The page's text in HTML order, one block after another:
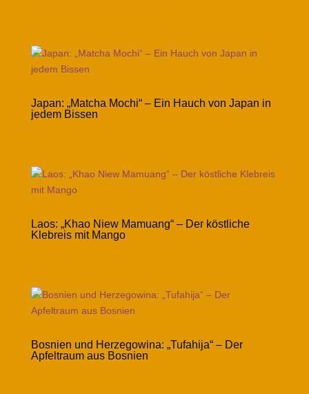
Japan: „Matcha Mochi“ – Ein Hauch von Japan in
jedem Bissen
Laos: „Khao Niew Mamuang“ – Der köstliche
Klebreis mit Mango
Bosnien und Herzegowina: „Tufahija“ – Der
Apfeltraum aus Bosnien